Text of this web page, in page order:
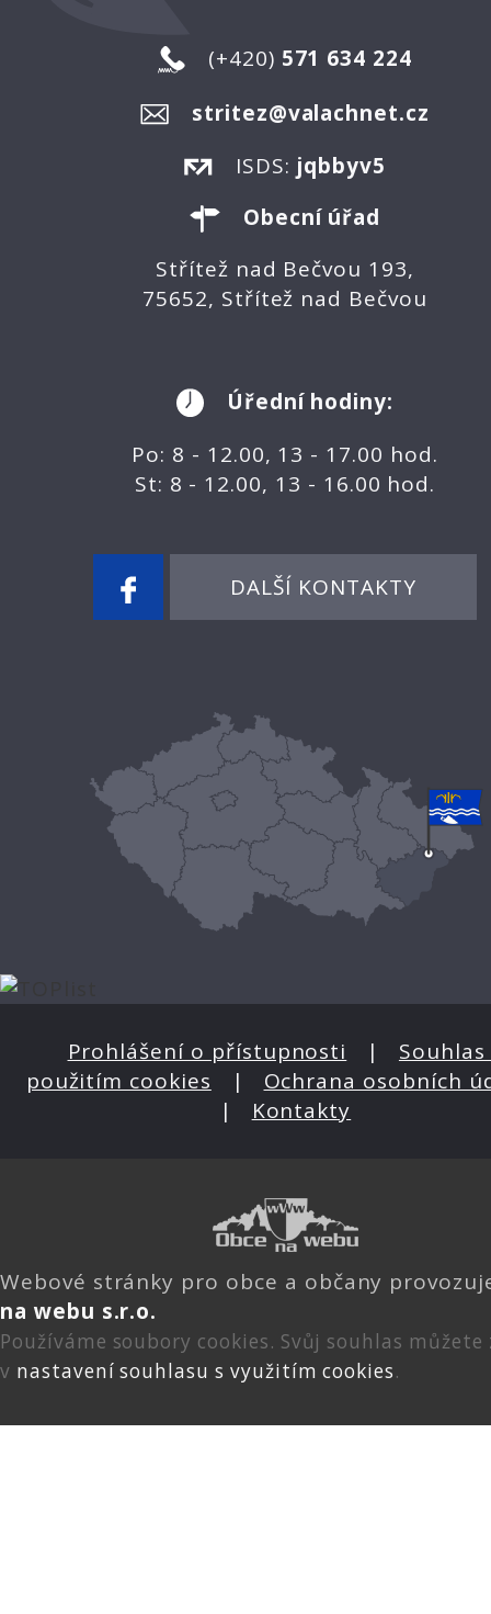
(+420) 571 634 224
stritez@valachnet.cz
ISDS: jqbbyv5
Obecní úřad
Střítež nad Bečvou 193,
75652, Střítež nad Bečvou
Úřední hodiny:
Po: 8 - 12.00, 13 - 17.00 hod.
St: 8 - 12.00, 13 - 16.00 hod.
DALŠÍ KONTAKTY
Prohlášení o přístupnosti | Souhlas
použitím cookies | Ochrana osobních
| Kontakty
Webové stránky pro obce a občany
na webu s.r.o.
Používáme soubory cookies. Svůj souhlas
v nastavení souhlasu s využitím cookies.